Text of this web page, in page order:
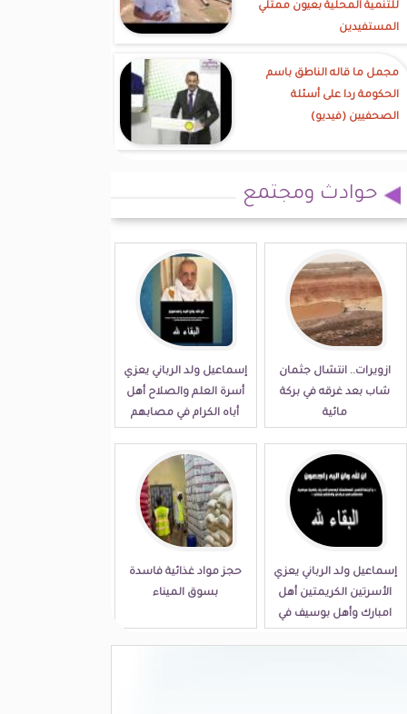
للتنمية المحلية بعيون ممثلي
المستفيدين
مجمل ما قاله الناطق باسم
الحكومة ردا على أسئلة
الصحفيين (فيديو)
حوادث ومجتمع
ازويرات.. انتشال جثمان
شاب بعد غرقه في بركة
مائية
إسماعيل ولد الرباني يعزي
أسرة العلم والصلاح أهل
أباه الكرام في مصابهم
إسماعيل ولد الرباني يعزي
الأسرتين الكريمتين أهل
امبارك وأهل بوسيف في
حجز مواد غذائية فاسدة
بسوق الميناء